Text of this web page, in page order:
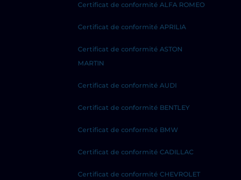
Certificat de conformité ALFA ROMEO
Certificat de conformité APRILIA
Certificat de conformité ASTON
MARTIN
Certificat de conformité AUDI
Certificat de conformité BENTLEY
Certificat de conformité BMW
Certificat de conformité CADILLAC
Certificat de conformité CHEVROLET